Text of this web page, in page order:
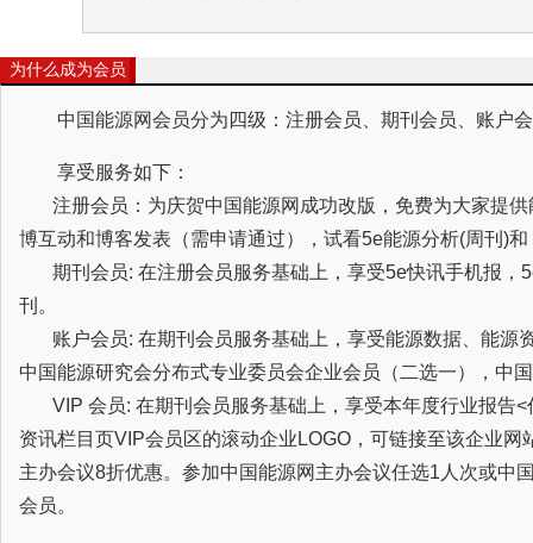
为什么成为会员
中国能源网会员分为四级：注册会员、期刊会员、账户
享受服务如下：
注册会员：为庆贺中国能源网成功改版，免费为大家提供
博互动和博客发表（需申请通过），试看5e能源分析(周刊)
期刊会员: 在注册会员服务基础上，享受5e快讯手机报，
刊。
账户会员: 在期刊会员服务基础上，享受能源数据、能源
中国能源研究会分布式专业委员会企业会员（二选一），中
VIP 会员: 在期刊会员服务基础上，享受本年度行业报告<
资讯栏目页VIP会员区的滚动企业LOGO，可链接至该企业
主办会议8折优惠。参加中国能源网主办会议任选1人次或中
会员。